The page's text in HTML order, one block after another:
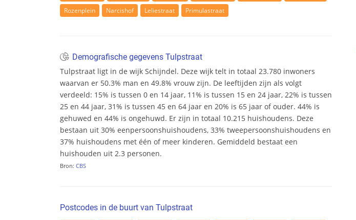
Rozenplein
Narcishof Leliestraat Primulastraat
Demografische gegevens Tulpstraat
Tulpstraat ligt in de wijk Schijndel. Deze wijk telt in totaal 23.780 inwoners
waarvan er 50.3% man en 49.8% vrouw zijn. De leeftijden zijn als volgt
verdeeld: 15% is tussen 0 en 14 jaar, 11% is tussen 15 en 24 jaar, 22% is tussen
25 en 44 jaar, 31% is tussen 45 en 64 jaar en 20% is 65 jaar of ouder. 44% is
gehuwed en 44% is ongehuwd. Er zijn in totaal 10.215 huishoudens. Deze
bestaan uit 30% eenpersoonshuishoudens, 33% tweepersoonshuishoudens en
37% huishoudens met één of meer kinderen. Gemiddeld bestaat een
huishouden uit 2.3 personen.
Bron: CBS
Postcodes in de buurt van Tulpstraat